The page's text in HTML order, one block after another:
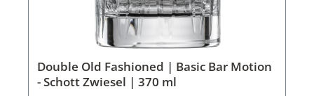
Double Old Fashioned | Basic Bar Motion
- Schott Zwiesel | 370 ml